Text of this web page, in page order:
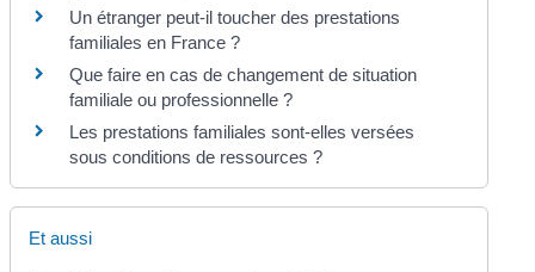
Un étranger peut-il toucher des prestations
familiales en France ?
Que faire en cas de changement de situation
familiale ou professionnelle ?
Les prestations familiales sont-elles versées
sous conditions de ressources ?
Et aussi